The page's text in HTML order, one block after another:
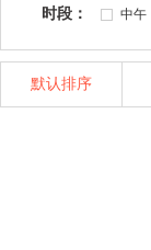
时段： 中午
默认排序